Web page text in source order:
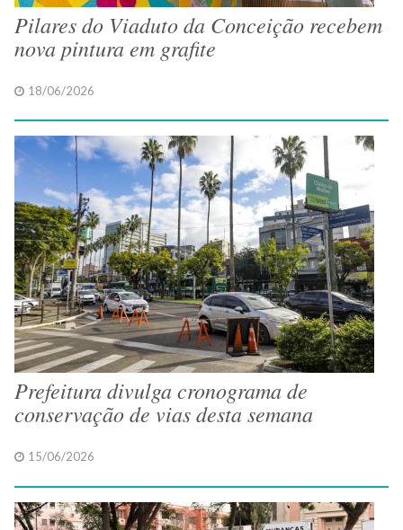
Pilares do Viaduto da Conceição recebem
nova pintura em grafite
18/06/2026
Prefeitura divulga cronograma de
conservação de vias desta semana
15/06/2026